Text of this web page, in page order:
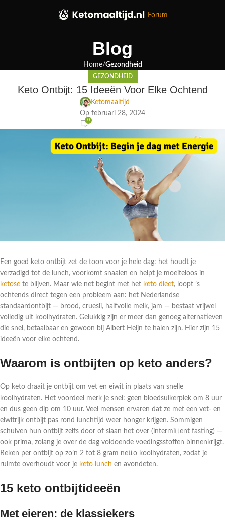
Forum
Blog
Home Gezondheid
GEZONDHEID
Keto Ontbijt: 15 Ideeën Voor Elke Ochtend
Ketomaaltijd
Op februari 28, 2024
0
Een goed keto ontbijt zet de toon voor je hele dag: het houdt je
verzadigd tot de lunch, voorkomt snaaien en helpt je moeiteloos in
ketose te blijven. Maar wie net begint met het keto dieet, loopt ’s
ochtends direct tegen een probleem aan: het Nederlandse
standaardontbijt — brood, cruesli, halfvolle melk, jam — bestaat vrijwel
volledig uit koolhydraten. Gelukkig zijn er meer dan genoeg alternatieven
die snel, betaalbaar en gewoon bij Albert Heijn te halen zijn. Hier zijn 15
ideeën voor elke ochtend.
Waarom is ontbijten op keto anders?
Op keto draait je ontbijt om vet en eiwit in plaats van snelle
koolhydraten. Het voordeel merk je snel: geen bloedsuikerpiek om 8 uur
en dus geen dip om 10 uur. Veel mensen ervaren dat ze met een vet- en
eiwitrijk ontbijt pas rond lunchtijd weer honger krijgen. Sommigen
schuiven hun ontbijt zelfs door of slaan het over (intermittent fasting) —
ook prima, zolang je over de dag voldoende voedingsstoffen binnenkrijgt.
Reken per ontbijt op zo’n 2 tot 8 gram netto koolhydraten, zodat je
ruimte overhoudt voor je keto lunch en avondeten.
15 keto ontbijtideeën
Met eieren: de klassiekers